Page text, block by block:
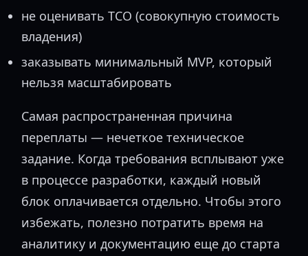
не оценивать TCO (совокупную стоимость
владения)
заказывать минимальный MVP, который
нельзя масштабировать
Самая распространенная причина
переплаты — нечеткое техническое
задание. Когда требования всплывают уже
в процессе разработки, каждый новый
блок оплачивается отдельно. Чтобы этого
избежать, полезно потратить время на
аналитику и документацию еще до старта